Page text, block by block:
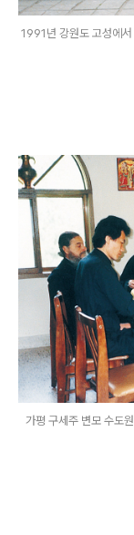
1991년 강원도 고성에서
가평 구세주 변모 수도